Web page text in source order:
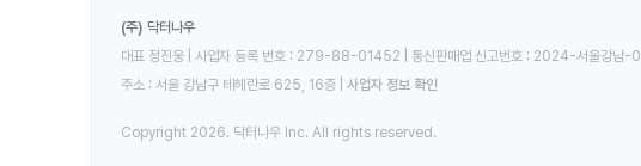
(주) 닥터나우
대표 정진웅 | 사업자 등록 번호 : 279-88-01452 | 통신판매업 신고번호 : 2024-서울강남
주소 : 서울 강남구 테헤란로 625, 16층
사업자 정보 확인
Copyright 2026. 닥터나우 Inc. All rights reserved.